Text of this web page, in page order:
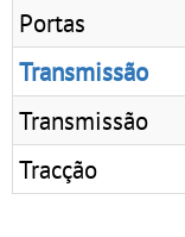
Portas
Transmissão
Transmissão
Tracção